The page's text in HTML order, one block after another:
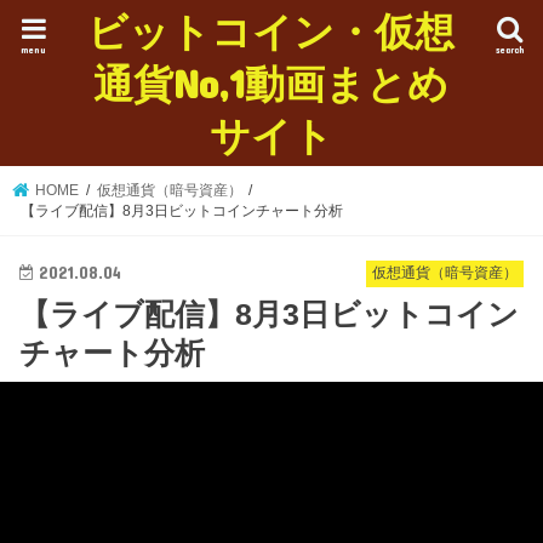
ビットコイン・仮想
通貨No,1動画まとめ
サイト
search
menu
HOME
仮想通貨（暗号資産）
【ライブ配信】8月3日ビットコインチャート分析
仮想通貨（暗号資産）
2021.08.04
【ライブ配信】8月3日ビットコイン
チャート分析